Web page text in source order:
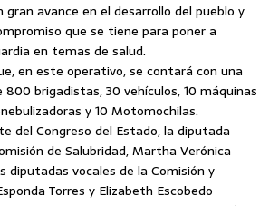
gran avance en el desarrollo del pueblo y
que se tiene para poner a
en temas de salud.
en este operativo, se contará con una
brigadistas, 30 vehículos, 10 máquinas
y 10 Motomochilas.
del Congreso del Estado, la diputada
de Salubridad, Martha Verónica
diputadas vocales de la Comisión y
Torres y Elizabeth Escobedo